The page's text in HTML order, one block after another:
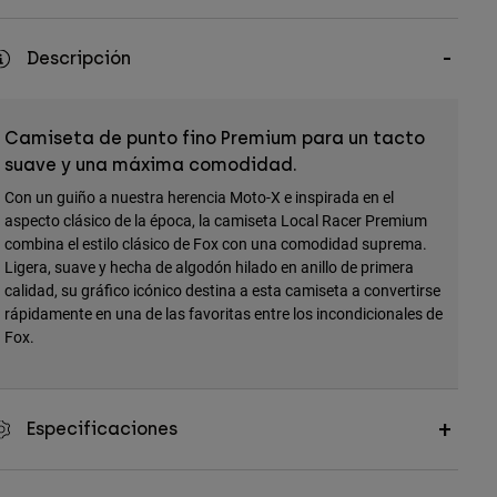
Descripción
Camiseta de punto fino Premium para un tacto
suave y una máxima comodidad.
Con un guiño a nuestra herencia Moto-X e inspirada en el
aspecto clásico de la época, la camiseta Local Racer Premium
combina el estilo clásico de Fox con una comodidad suprema.
Ligera, suave y hecha de algodón hilado en anillo de primera
calidad, su gráfico icónico destina a esta camiseta a convertirse
rápidamente en una de las favoritas entre los incondicionales de
Fox.
Especificaciones